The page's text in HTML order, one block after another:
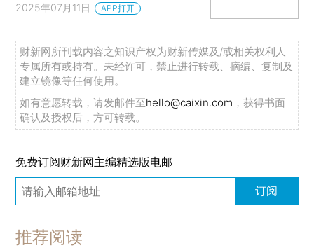
2025年07月11日 APP打开
财新网所刊载内容之知识产权为财新传媒及/或相关权利人
专属所有或持有。未经许可，禁止进行转载、摘编、复制及
建立镜像等任何使用。
如有意愿转载，请发邮件至hello@caixin.com ，获得书面
确认及授权后，方可转载。
免费订阅财新网主编精选版电邮
订阅
推荐阅读